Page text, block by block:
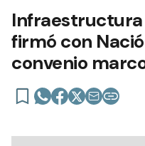
firmó con
convenio